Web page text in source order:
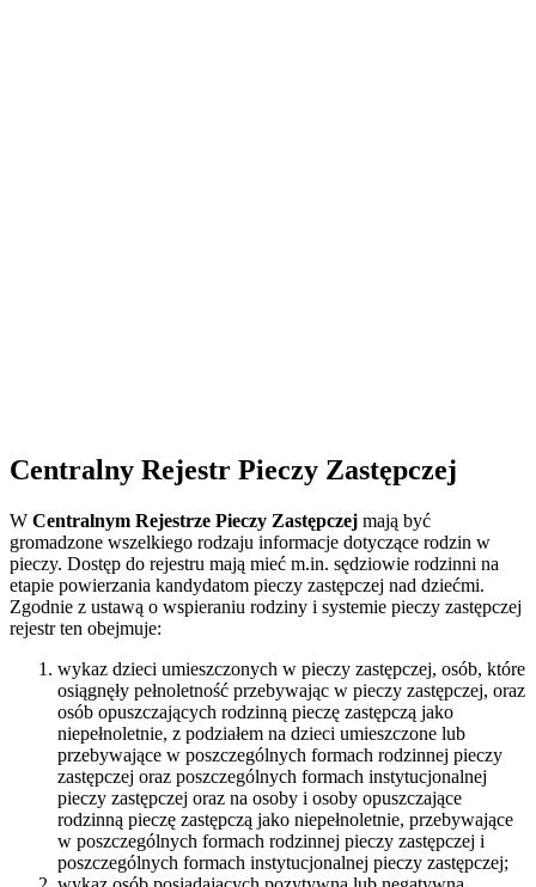
Centralny Rejestr Pieczy Zastępczej
W Centralnym Rejestrze Pieczy Zastępczej mają być
gromadzone wszelkiego rodzaju informacje dotyczące rodzin w
pieczy. Dostęp do rejestru mają mieć m.in. sędziowie rodzinni na
etapie powierzania kandydatom pieczy zastępczej nad dziećmi.
Zgodnie z ustawą o wspieraniu rodziny i systemie pieczy zastępczej
rejestr ten obejmuje:
wykaz dzieci umieszczonych w pieczy zastępczej, osób, które
osiągnęły pełnoletność przebywając w pieczy zastępczej, oraz
osób opuszczających rodzinną pieczę zastępczą jako
niepełnoletnie, z podziałem na dzieci umieszczone lub
przebywające w poszczególnych formach rodzinnej pieczy
zastępczej oraz poszczególnych formach instytucjonalnej
pieczy zastępczej oraz na osoby i osoby opuszczające
rodzinną pieczę zastępczą jako niepełnoletnie, przebywające
w poszczególnych formach rodzinnej pieczy zastępczej i
poszczególnych formach instytucjonalnej pieczy zastępczej;